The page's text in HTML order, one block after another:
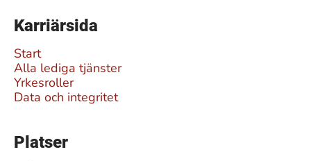
Karriärsida
Start
Alla lediga tjänster
Yrkesroller
Data och integritet
Platser